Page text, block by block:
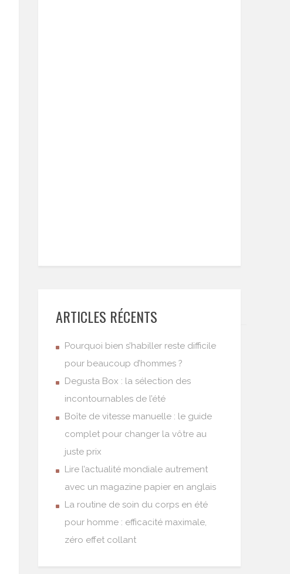
ARTICLES RÉCENTS
Pourquoi bien s’habiller reste difficile
pour beaucoup d’hommes ?
Degusta Box : la sélection des
incontournables de l’été
Boîte de vitesse manuelle : le guide
complet pour changer la vôtre au
juste prix
Lire l’actualité mondiale autrement
avec un magazine papier en anglais
La routine de soin du corps en été
pour homme : efficacité maximale,
zéro effet collant